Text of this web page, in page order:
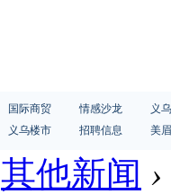
国际商贸 情感沙龙
义
义乌楼市 招聘信息 美
其他新闻 ›